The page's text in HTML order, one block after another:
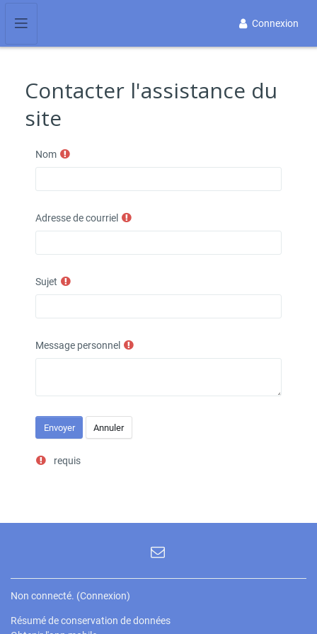
Connexion
Contacter l'assistance du
site
Nom
Adresse de courriel
Sujet
Message personnel
requis
Non connecté. (Connexion)
Résumé de conservation de données